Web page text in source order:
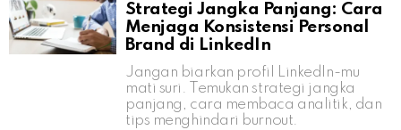
Strategi Jangka Panjang: Cara
Menjaga Konsistensi Personal
Brand di LinkedIn
Jangan biarkan profil LinkedIn-mu
mati suri. Temukan strategi jangka
panjang, cara membaca analitik, dan
tips menghindari burnout.